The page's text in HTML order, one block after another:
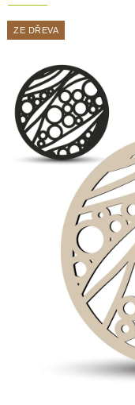
ZE DŘEVA